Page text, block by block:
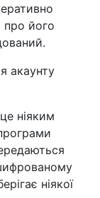
про його
акаунту
ніяким
ніякої